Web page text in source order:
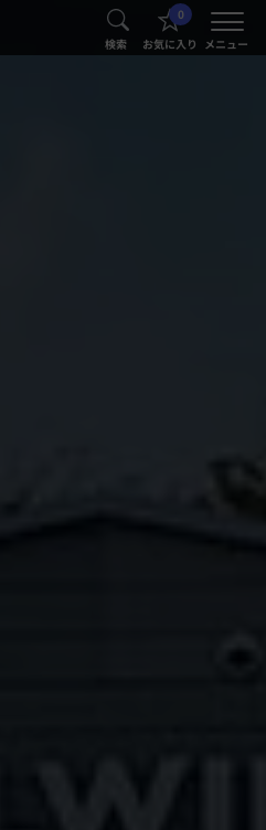
検索
0
お気に入り メニュー
®